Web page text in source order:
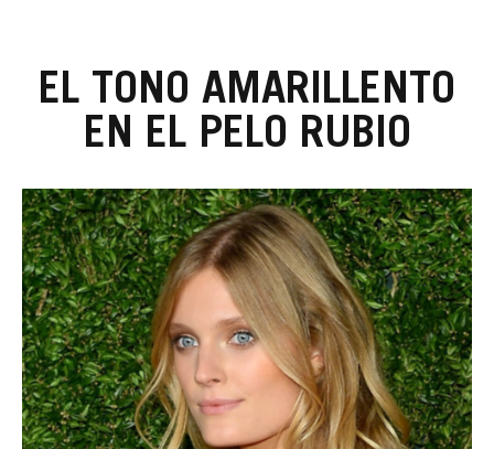
EL TONO AMARILLENTO
EN EL PELO RUBIO